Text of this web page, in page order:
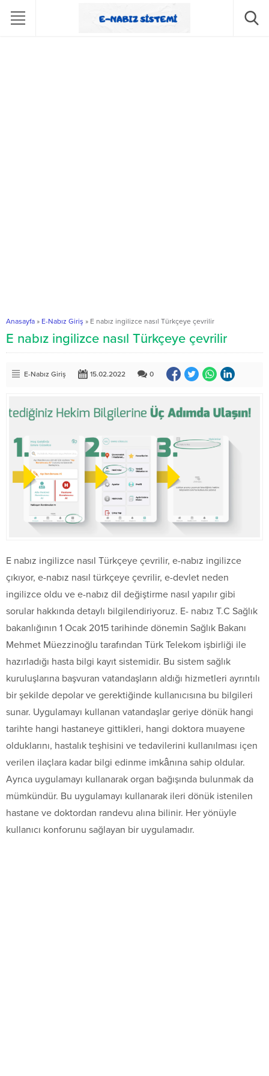
Anasayfa » E-Nabız Giriş » E nabız ingilizce nasıl Türkçeye çevrilir
E nabız ingilizce nasıl Türkçeye çevrilir
E-Nabız Giriş 15.02.2022 0
E nabız ingilizce nasıl Türkçeye çevrilir, e-nabız ingilizce
çıkıyor, e-nabız nasıl türkçeye çevrilir, e-devlet neden
ingilizce oldu ve e-nabız dil değiştirme nasıl yapılır gibi
sorular hakkında detaylı bilgilendiriyoruz. E- nabız T.C Sağlık
bakanlığının 1 Ocak 2015 tarihinde dönemin Sağlık Bakanı
Mehmet Müezzinoğlu tarafından Türk Telekom işbirliği ile
hazırladığı hasta bilgi kayıt sistemidir. Bu sistem sağlık
kuruluşlarına başvuran vatandaşların aldığı hizmetleri ayrıntılı
bir şekilde depolar ve gerektiğinde kullanıcısına bu bilgileri
sunar. Uygulamayı kullanan vatandaşlar geriye dönük hangi
tarihte hangi hastaneye gittikleri, hangi doktora muayene
olduklarını, hastalık teşhisini ve tedavilerini kullanılması içen
verilen ilaçlara kadar bilgi edinme imkânına sahip oldular.
Ayrıca uygulamayı kullanarak organ bağışında bulunmak da
mümkündür. Bu uygulamayı kullanarak ileri dönük istenilen
hastane ve doktordan randevu alına bilinir. Her yönüyle
kullanıcı konforunu sağlayan bir uygulamadır.